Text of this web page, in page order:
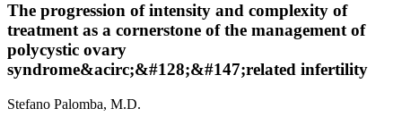
The progression of intensity and complexity of
treatment as a cornerstone of the management of
polycystic ovary
syndrome&acirc;&#128;&#147;related infertility
Stefano Palomba, M.D.